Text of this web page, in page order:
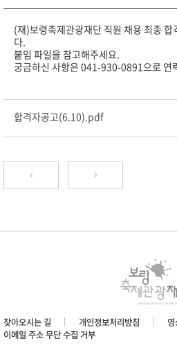
(재)보령축제관광재단 직원 채용 최종 합
다.
붙임 파일을 참고해주세요.
궁금하신 사항은 041-930-0891으로 연
합격자공고(6.10).pdf
찾아오시는 길 개인정보처리방침
영
이메일 주소 무단 수집 거부